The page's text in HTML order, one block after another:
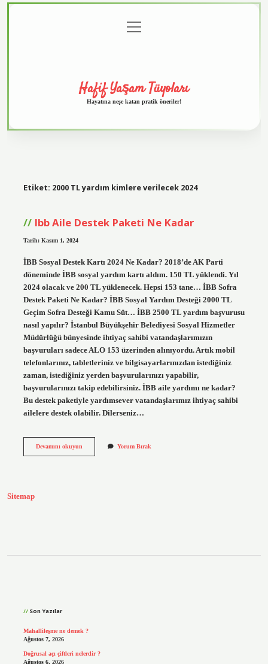
menüyü
aç
Hafif Yaşam Tüyoları
Hayatına neşe katan pratik öneriler!
Etiket: 2000 TL yardım kimlere verilecek 2024
Ibb Aile Destek Paketi Ne Kadar
Tarih: Kasım 1, 2024
İBB Sosyal Destek Kartı 2024 Ne Kadar? 2018’de AK Parti
döneminde İBB sosyal yardım kartı aldım. 150 TL yüklendi. Yıl
2024 olacak ve 200 TL yüklenecek. Hepsi 153 tane… İBB Sofra
Destek Paketi Ne Kadar? İBB Sosyal Yardım Desteği 2000 TL
Geçim Sofra Desteği Kamu Süt… İBB 2500 TL yardım başvurusu
nasıl yapılır? İstanbul Büyükşehir Belediyesi Sosyal Hizmetler
Müdürlüğü bünyesinde ihtiyaç sahibi vatandaşlarımızın
başvuruları sadece ALO 153 üzerinden alınıyordu. Artık mobil
telefonlarınız, tabletleriniz ve bilgisayarlarınızdan istediğiniz
zaman, istediğiniz yerden başvurularınızı yapabilir,
başvurularınızı takip edebilirsiniz. İBB aile yardımı ne kadar?
Bu destek paketiyle yardımsever vatandaşlarımız ihtiyaç sahibi
ailelere destek olabilir. Dilerseniz…
Devamını okuyunIbb
Yorum Bırak
Sitemap
Son Yazılar
Mahallileşme ne demek ?
Ağustos 7, 2026
Doğrusal açı çiftleri nelerdir ?
Ağustos 6, 2026